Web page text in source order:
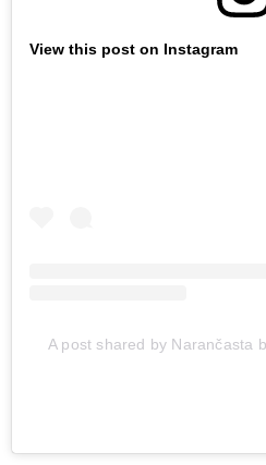
View this post on Instagram
A post shared by Narančasta